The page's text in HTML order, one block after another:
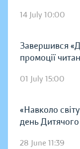
14 July 10:00
Завершився
промоції
01 July 15:00
«Навколо
день
28 June 11:39